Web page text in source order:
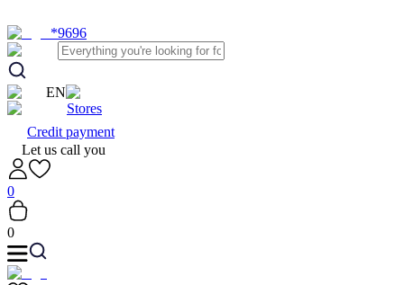
*9696
EN
Stores
Credit payment
Let us call you
0
0